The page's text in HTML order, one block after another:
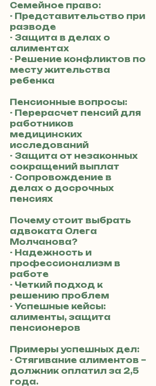
Семейное право:
- Представительство при
разводе
- Защита в делах о
алиментах
- Решение конфликтов по
месту жительства
ребенка
Пенсионные вопросы:
- Перерасчет пенсий для
работников
медицинских
исследований
- Защита от незаконных
сокращений выплат
- Сопровождение в
делах о досрочных
пенсиях
Почему стоит выбрать
адвоката Олега
Молчанова?
- Надежность и
профессионализм в
работе
- Четкий подход к
решению проблем
- Успешные кейсы:
алименты, защита
пенсионеров
Примеры успешных дел:
- Стягивание алиментов –
должник оплатил за 2,5
года.